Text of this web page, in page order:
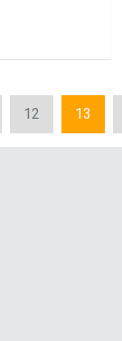
12 13